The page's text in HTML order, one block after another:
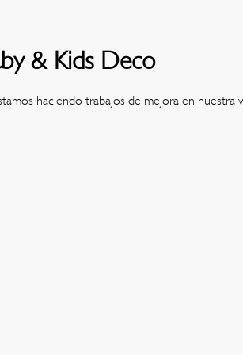
& Kids Deco
haciendo trabajos de mejora en nuestra